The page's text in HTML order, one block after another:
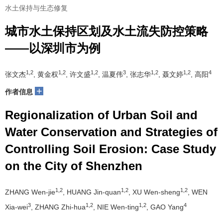
水土保持与生态修复
城市水土保持区划及水土流失防控策略
——以深圳市为例
张文杰1,2 , 黄金权1,2 , 许文盛1,2 , 温夏伟3 , 张志华1,2 , 聂文婷1,2 , 高阳4
作者信息 +
Regionalization of Urban Soil and
Water Conservation and Strategies of
Controlling Soil Erosion: Case Study
on the City of Shenzhen
ZHANG Wen-jie1,2 , HUANG Jin-quan1,2 , XU Wen-sheng1,2
, WEN
Xia-wei3 , ZHANG Zhi-hua1,2 , NIE Wen-ting1,2 , GAO Yang4